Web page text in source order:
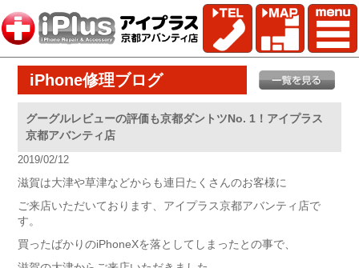
iPhone修理ブログ
グーグルレビューの評価も京都ダントツNo. 1！アイプラス
京都アバンティ店
2019/02/12
滋賀は大津や草津などからも連日たくさんのお客様に
ご来店いただいております、アイプラス京都アバンティ店で
す。
買ったばかりのiPhoneXを落としてしまったとの事で、